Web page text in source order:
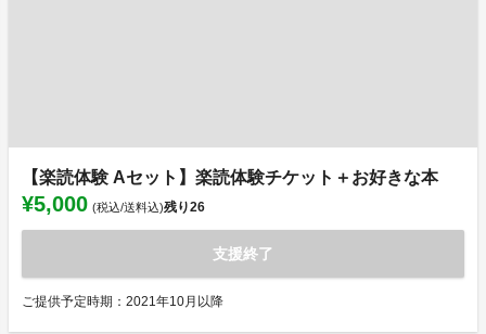
【楽読体験 Aセット】楽読体験チケット＋お好きな本
¥5,000 (税込/送料込)残り26
支援終了
ご提供予定時期：2021年10月以降